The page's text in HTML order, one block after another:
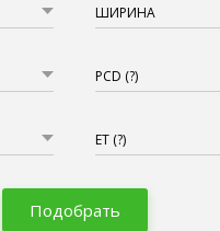
ШИРИНА
PCD (?)
ET (?)
Подобрать